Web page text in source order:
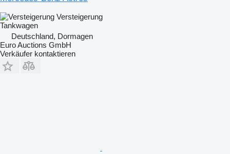
Versteigerung
Tankwagen
Deutschland, Dormagen
Euro Auctions GmbH
Verkäufer kontaktieren